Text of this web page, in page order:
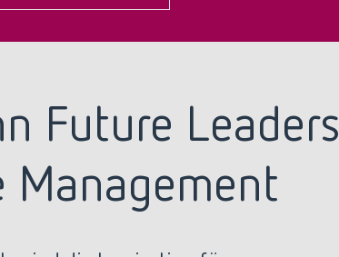
Future Leaders
Management